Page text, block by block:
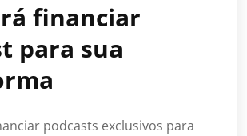
financiar
para sua
podcasts exclusivos para